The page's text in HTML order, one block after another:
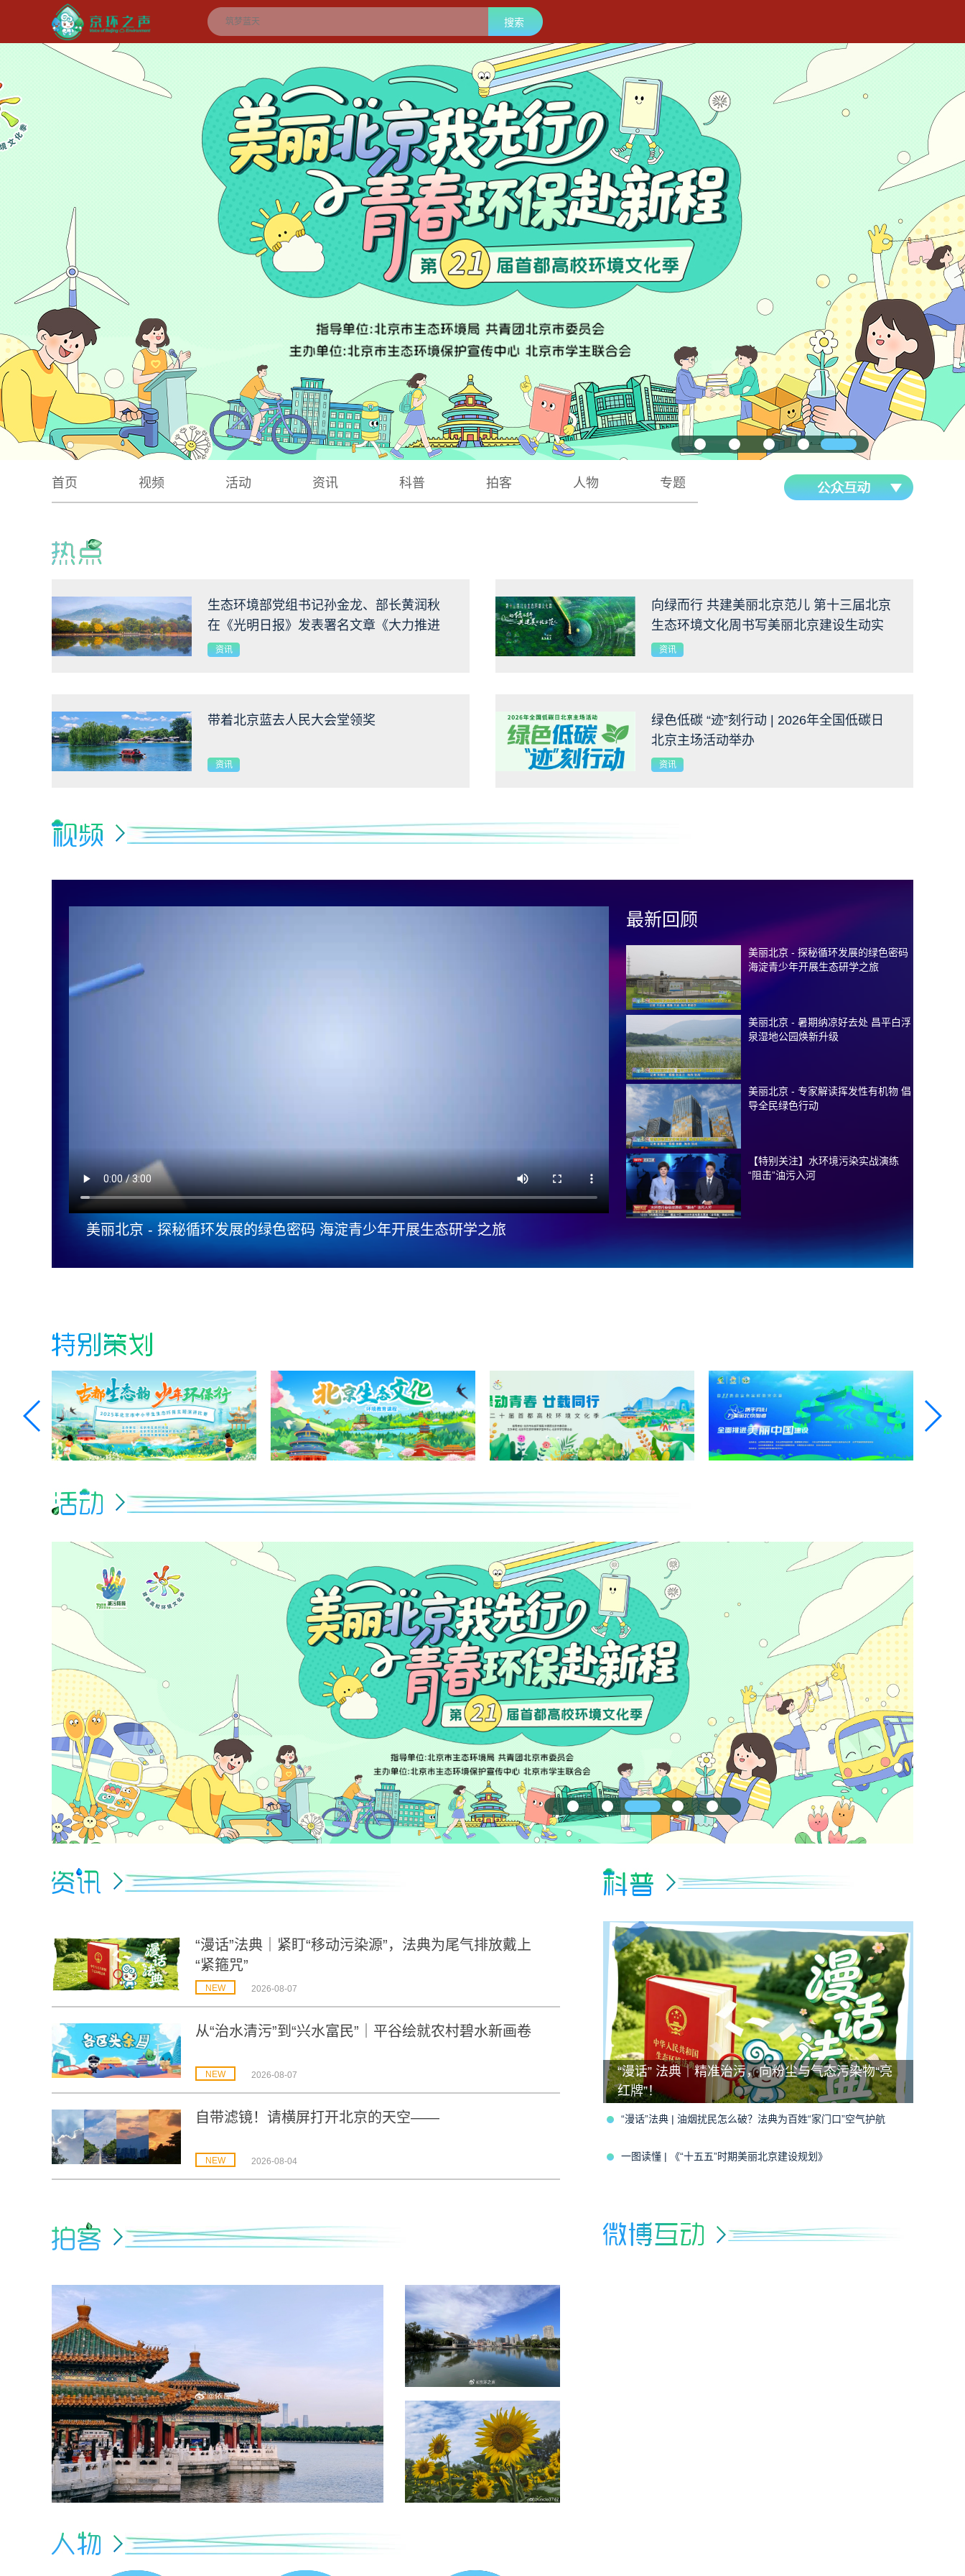
首页 视频 活动 资讯 科普 拍客 人物 专题
生态环境部党组书记孙金龙、部长黄润秋
在《光明日报》发表署名文章《大力推进
群众身边水体保护治理 持续深入打好碧水
资讯
向绿而行 共建美丽北京范儿 第十三届北京
生态环境文化周书写美丽北京建设生动实
践资讯
带着北京蓝去人民大会堂领奖
资讯
绿色低碳 “迹”刻行动 | 2026年全国低碳日
北京主场活动举办
资讯
美丽北京 - 探秘循环发展的绿色密码 海淀青少年开展生态研学之旅
最新回顾
美丽北京 - 探秘循环发展的绿色密码
海淀青少年开展生态研学之旅
美丽北京 - 暑期纳凉好去处 昌平白浮
泉湿地公园焕新升级
美丽北京 - 专家解读挥发性有机物 倡
导全民绿色行动
【特别关注】水环境污染实战演练
“阻击”油污入河
“漫话”法典｜紧盯“移动污染源”，法典为尾气排放戴上
“紧箍咒”
NEW 2026-08-07
从“治水清污”到“兴水富民”｜平谷绘就农村碧水新画卷
NEW 2026-08-07
自带滤镜！请横屏打开北京的天空——
NEW 2026-08-04
“漫话” 法典｜精准治污，向粉尘与气态污染物“亮
红牌”！
“漫话”法典 | 油烟扰民怎么破？法典为百姓“家门口”空气护航
一图读懂 | 《“十五五”时期美丽北京建设规划》